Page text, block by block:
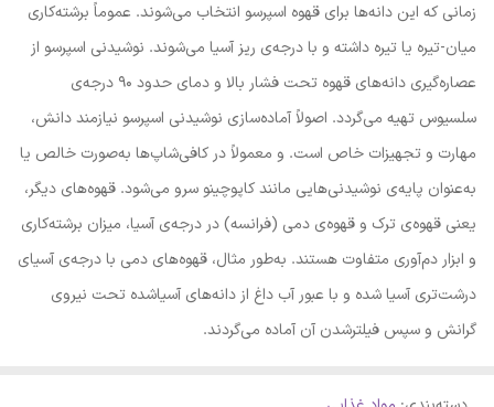
زمانی که این دانه‌ها برای قهوه اسپرسو انتخاب می‌شوند. عموماً برشته‌کاری
میان-تیره یا تیره داشته و با درجه‌ی ریز آسیا می‌شوند. نوشیدنی‌ اسپرسو از
عصاره‌گیری دانه‌های قهوه تحت فشار بالا و دمای حدود ۹۰ درجه‌ی
سلسیوس تهیه می‌گردد. اصولاً آماده‌سازی نوشیدنی اسپرسو نیازمند دانش،
مهارت و تجهیزات خاص است. و معمولاً در کافی‌شاپ‌ها به‌صورت خالص یا
به‌عنوان پایه‌ی نوشیدنی‌هایی مانند کاپوچینو سرو می‌شود. قهوه‌های دیگر،
یعنی قهوه‌ی ترک و قهوه‌ی دمی (فرانسه) در درجه‌ی آسیا، میزان برشته‌کاری
و ابزار دم‌آوری متفاوت هستند. به‌طور مثال، قهوه‌های دمی با درجه‌ی آسیای
درشت‌تری آسیا شده و با عبور آب داغ از دانه‌های آسیا‌شده تحت نیروی
گرانش و سپس فیلترشدن آن آماده می‌گردند.